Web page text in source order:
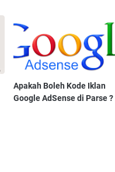
Apakah Boleh Kode Iklan
Google AdSense di Parse ?